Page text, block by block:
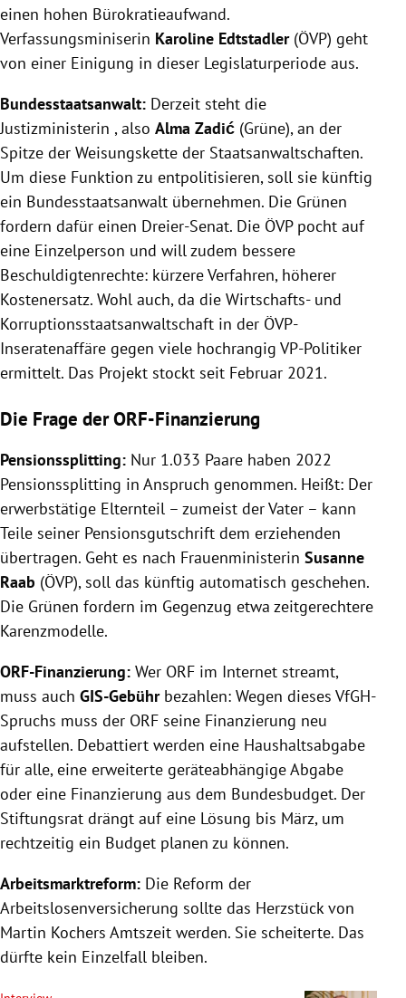
einen hohen Bürokratieaufwand.
Verfassungsminiserin Karoline Edtstadler(ÖVP) geht
von einer Einigung in dieser Legislaturperiode aus.
Bundesstaatsanwalt: Derzeit steht die
Justizministerin , also Alma Zadić (Grüne), an der
Spitze der Weisungskette der Staatsanwaltschaften.
Um diese Funktion zu entpolitisieren, soll sie künftig
ein Bundesstaatsanwalt übernehmen. Die Grünen
fordern dafür einen Dreier-Senat. Die ÖVP pocht auf
eine Einzelperson und will zudem bessere
Beschuldigtenrechte: kürzere Verfahren, höherer
Kostenersatz. Wohl auch, da die Wirtschafts- und
Korruptionsstaatsanwaltschaft in der ÖVP-
Inseratenaffäre gegen viele hochrangig VP-Politiker
ermittelt. Das Projekt stockt seit Februar 2021.
Die Frage der ORF-Finanzierung
Pensionssplitting: Nur 1.033 Paare haben 2022
Pensionssplitting in Anspruch genommen. Heißt: Der
erwerbstätige Elternteil – zumeist der Vater – kann
Teile seiner Pensionsgutschrift dem erziehenden
übertragen. Geht es nach Frauenministerin Susanne
Raab (ÖVP), soll das künftig automatisch geschehen.
Die Grünen fordern im Gegenzug etwa zeitgerechtere
Karenzmodelle.
ORF-Finanzierung: Wer ORF im Internet streamt,
muss auch GIS-Gebührbezahlen: Wegen dieses VfGH-
Spruchs muss der ORF seine Finanzierung neu
aufstellen. Debattiert werden eine Haushaltsabgabe
für alle, eine erweiterte geräteabhängige Abgabe
oder eine Finanzierung aus dem Bundesbudget. Der
Stiftungsrat drängt auf eine Lösung bis März, um
rechtzeitig ein Budget planen zu können.
Arbeitsmarktreform: Die Reform der
Arbeitslosenversicherung sollte das Herzstück von
Martin Kochers Amtszeit werden. Sie scheiterte. Das
dürfte kein Einzelfall bleiben.